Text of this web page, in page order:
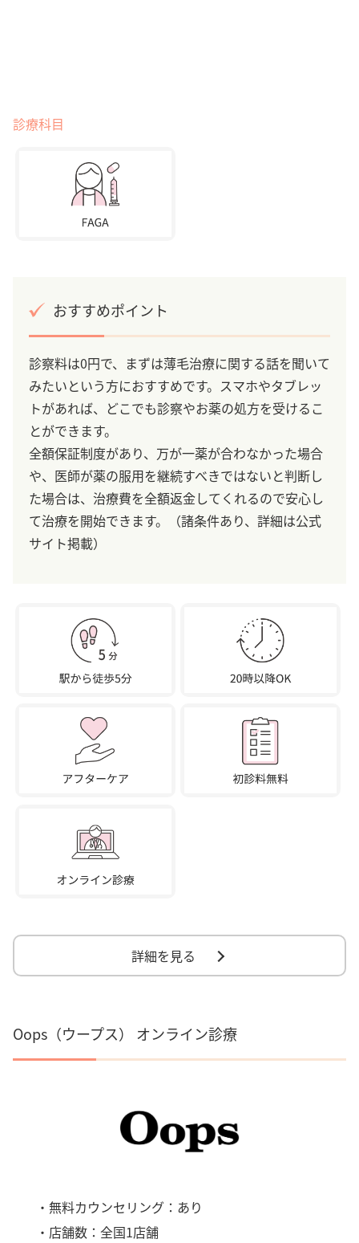
診療科目
おすすめポイント
診察料は0円で、まずは薄毛治療に関する話を聞いて
みたいという方におすすめです。スマホやタブレッ
トがあれば、どこでも診察やお薬の処方を受けるこ
とができます。
全額保証制度があり、万が一薬が合わなかった場合
や、医師が薬の服用を継続すべきではないと判断し
た場合は、治療費を全額返金してくれるので安心し
て治療を開始できます。（諸条件あり、詳細は公式
サイト掲載）
詳細を見る
Oops（ウープス） オンライン診療
・無料カウンセリング：あり
・店舗数：全国1店舗